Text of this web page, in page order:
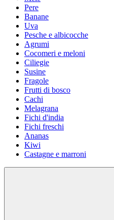
Pere
Banane
Uva
Pesche e albicocche
Agrumi
Cocomeri e meloni
Ciliegie
Susine
Fragole
Frutti di bosco
Cachi
Melagrana
Fichi d'india
Fichi freschi
Ananas
Kiwi
Castagne e marroni